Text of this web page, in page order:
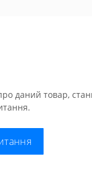
даний товар,